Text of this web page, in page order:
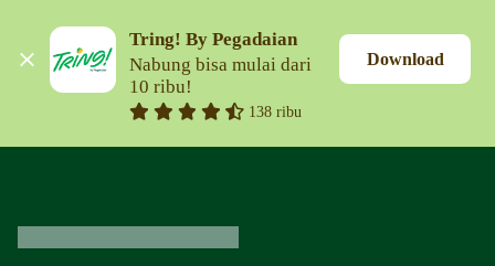
Tring! By Pegadaian
Nabung bisa mulai dari
10 ribu!
138 ribu
Download